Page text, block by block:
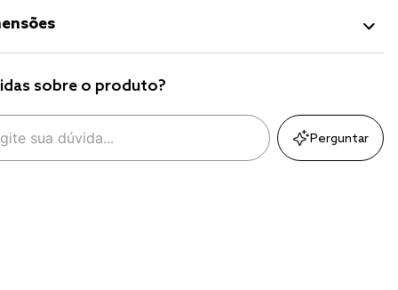
sobre o produto?
Perguntar